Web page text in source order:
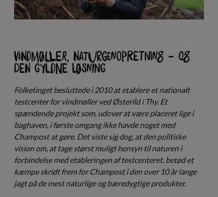
Vindmøller, naturgenopretning – og
den gyldne løsning
Folketinget besluttede i 2010 at etablere et nationalt
testcenter for vindmøller ved Østerild i Thy. Et
spændende projekt som, udover at være placeret lige i
baghaven, i første omgang ikke havde noget med
Champost at gøre. Det viste sig dog, at den politiske
vision om, at tage størst muligt hensyn til naturen i
forbindelse med etableringen af testcenteret, betød et
kæmpe skridt frem for Champost i den over 10 år lange
jagt på de mest naturlige og bæredygtige produkter.